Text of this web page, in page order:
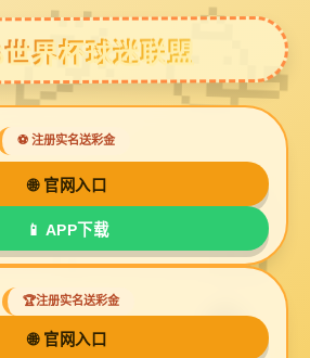
网络音频矩阵系统
阵
PDC系列Dante有源吸顶